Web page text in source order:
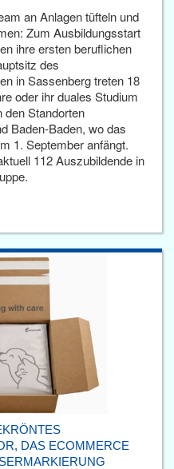
an Anlagen tüfteln und
Zum Ausbildungsstart
ihre ersten beruflichen
des
in Sassenberg treten 18
oder ihr duales Studium
den Standorten
Baden-Baden, wo das
1. September anfängt.
112 Auszubildende in
DAS ECOMMERCE